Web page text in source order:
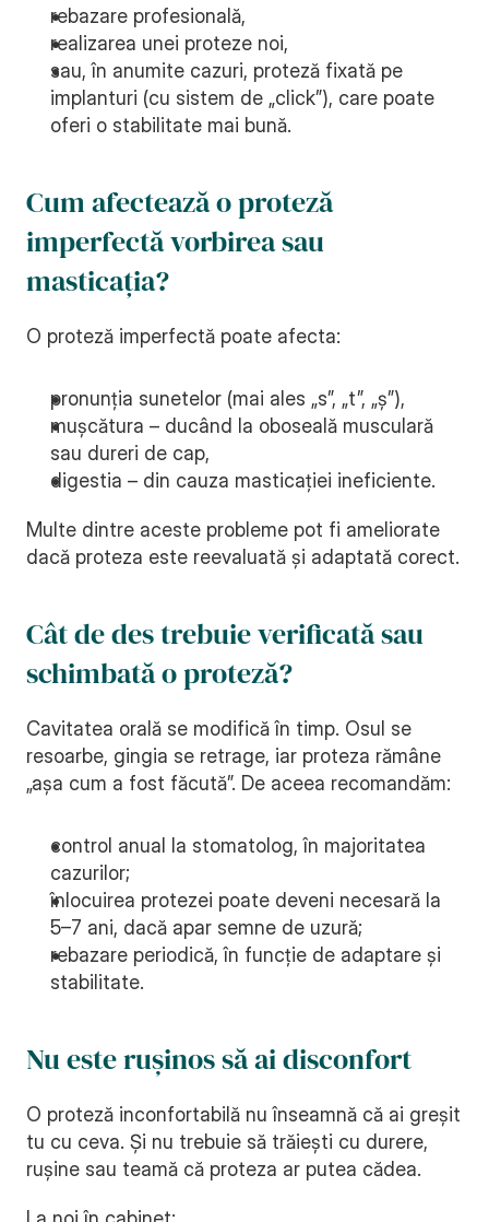
rebazare profesională,
realizarea unei proteze noi,
sau, în anumite cazuri, proteză fixată pe
implanturi (cu sistem de „click”), care poate
oferi o stabilitate mai bună.
Cum afectează o proteză
imperfectă vorbirea sau
masticația?
O proteză imperfectă poate afecta:
pronunția sunetelor (mai ales „s”, „t”, „ș”),
mușcătura – ducând la oboseală musculară
sau dureri de cap,
digestia – din cauza masticației ineficiente.
Multe dintre aceste probleme pot fi ameliorate
dacă proteza este reevaluată și adaptată corect.
Cât de des trebuie verificată sau
schimbată o proteză?
Cavitatea orală se modifică în timp. Osul se
resoarbe, gingia se retrage, iar proteza rămâne
„așa cum a fost făcută”. De aceea recomandăm:
control anual la stomatolog, în majoritatea
cazurilor;
înlocuirea protezei poate deveni necesară la
5–7 ani, dacă apar semne de uzură;
rebazare periodică, în funcție de adaptare și
stabilitate.
Nu este rușinos să ai disconfort
O proteză inconfortabilă nu înseamnă că ai greșit
tu cu ceva. Și nu trebuie să trăiești cu durere,
rușine sau teamă că proteza ar putea cădea.